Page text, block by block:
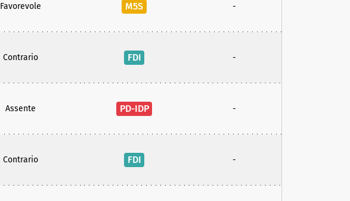
Favorevole M5S -
Contrario FDI -
Assente PD-IDP -
Contrario FDI -